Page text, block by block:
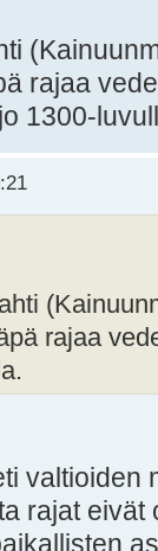
rajaa
1300-
rajaa
valtioiden
rajat